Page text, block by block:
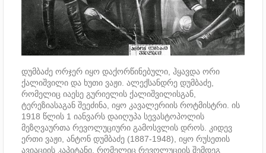
დუმბაძე ორჯერ იყო დაქორწინებული, ჰყავდა ორი
ქალიშვილი და ხუთი ვაჟი. ალექსანდრე დუმბაძე,
რომელიც იაესე გურიელის ქალიშვილისგან,
ტერეზიასაგან შეეძინა, იყო კავალერიის როტმისტრი. ის
1918 წლის 1 იანვარს დაიღუპა სევასტოპოლის
მეზღვაურთა რევოლუციური გამოსვლის დროს. კიდევ
ერთი ვაჟი, ანტონ დუმბაძე (1887-1948), იყო რუსეთის
ავიაციის კაპიტანი, რომელიც რევოლუციის შემდეგ